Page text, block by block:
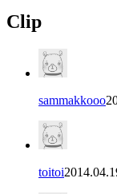
Clip
sammakkooo
toitoi